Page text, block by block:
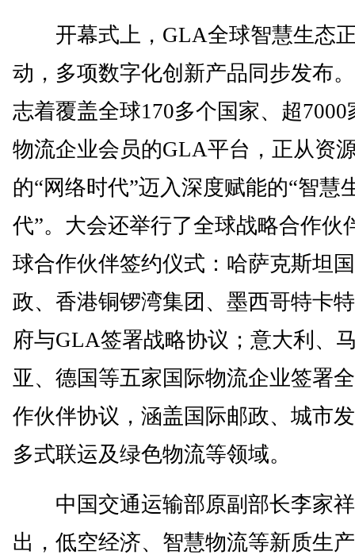
开幕式上，GLA全球智慧生态
动，多项数字化创新产品同步发布
志着覆盖全球170多个国家、超7000
物流企业会员的GLA平台，正从资
的“网络时代”迈入深度赋能的“智慧
代”。大会还举行了全球战略合作伙
球合作伙伴签约仪式：哈萨克斯坦
政、香港铜锣湾集团、墨西哥特卡
府与GLA签署战略协议；意大利、
亚、德国等五家国际物流企业签署
作伙伴协议，涵盖国际邮政、城市
多式联运及绿色物流等领域。
中国交通运输部原副部长李家
出，低空经济、智慧物流等新质生